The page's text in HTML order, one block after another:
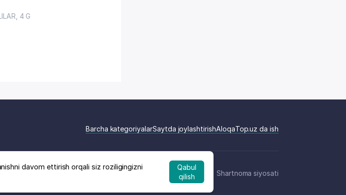
4 G
Barcha kategoriyalarSaytda joylashtirishAloqaTop.uz da ish
Shartnoma siyosati
davom ettirish orqali siz roziligingizni
Qabul
qilish